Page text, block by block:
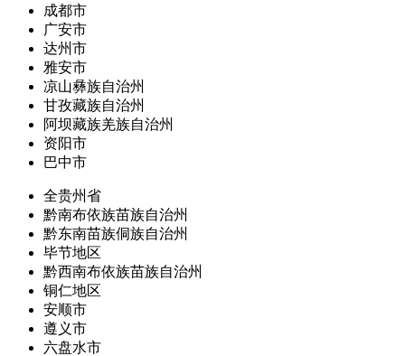
成都市
广安市
达州市
雅安市
凉山彝族自治州
甘孜藏族自治州
阿坝藏族羌族自治州
资阳市
巴中市
全贵州省
黔南布依族苗族自治州
黔东南苗族侗族自治州
毕节地区
黔西南布依族苗族自治州
铜仁地区
安顺市
遵义市
六盘水市